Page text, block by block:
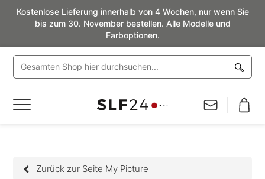
Kostenlose Lieferung innerhalb von 4 Wochen, nur wenn Sie
bis zum 30. November bestellen. Alle Modelle und
Farboptionen.
Navigation
Zurück zur Seite My Picture